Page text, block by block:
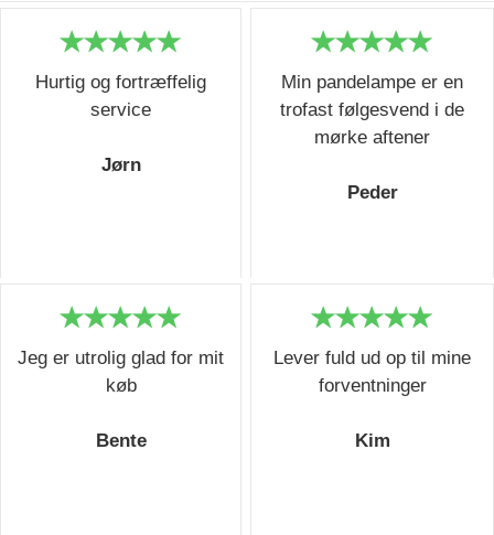
Hurtig og fortræffelig
service
Jørn
Min pandelampe er en
trofast følgesvend i de
mørke aftener
Peder
Jeg er utrolig glad for mit
køb
Bente
Lever fuld ud op til mine
forventninger
Kim